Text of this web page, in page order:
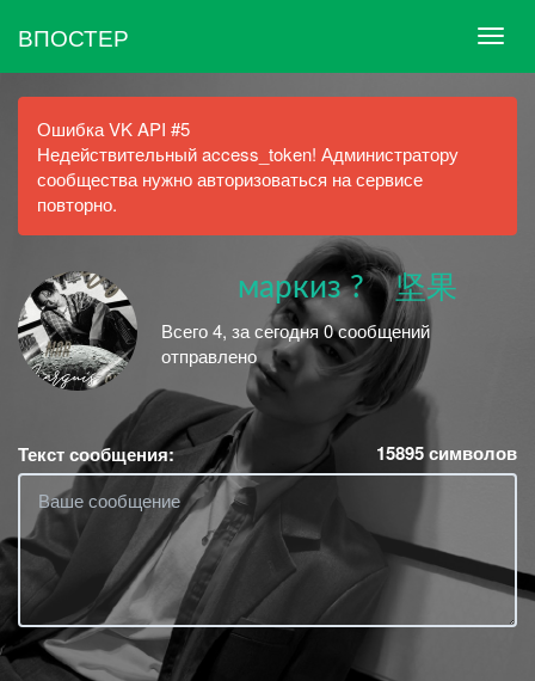
ВПОСТЕР
Ошибка VK API #5
Недействительный access_token! Администратору
сообщества нужно авторизоваться на сервисе
повторно.
⠀⠀ ⠀маркиз ? ⠀坚果
Всего 4, за сегодня 0 сообщений
отправлено
Текст сообщения: 15895символов